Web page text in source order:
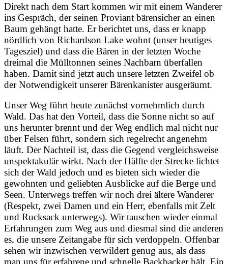
Direkt nach dem Start kommen wir mit einem Wanderer
ins Gespräch, der seinen Proviant bärensicher an einen
Baum gehängt hatte. Er berichtet uns, dass er knapp
nördlich von Richardson Lake wohnt (unser heutiges
Tagesziel) und dass die Bären in der letzten Woche
dreimal die Mülltonnen seines Nachbarn überfallen
haben. Damit sind jetzt auch unsere letzten Zweifel ob
der Notwendigkeit unserer Bärenkanister ausgeräumt.
Unser Weg führt heute zunächst vornehmlich durch
Wald. Das hat den Vorteil, dass die Sonne nicht so auf
uns herunter brennt und der Weg endlich mal nicht nur
über Felsen führt, sondern sich regelrecht angenehm
läuft. Der Nachteil ist, dass die Gegend vergleichsweise
unspektakulär wirkt. Nach der Hälfte der Strecke lichtet
sich der Wald jedoch und es bieten sich wieder die
gewohnten und geliebten Ausblicke auf die Berge und
Seen. Unterwegs treffen wir noch drei ältere Wanderer
(Respekt, zwei Damen und ein Herr, ebenfalls mit Zelt
und Rucksack unterwegs). Wir tauschen wieder einmal
Erfahrungen zum Weg aus und diesmal sind die anderen
es, die unsere Zeitangabe für sich verdoppeln. Offenbar
sehen wir inzwischen verwildert genug aus, als dass